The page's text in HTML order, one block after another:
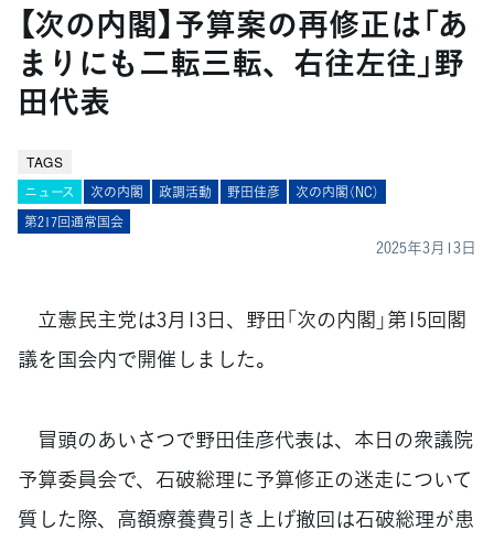
【次の内閣】予算案の再修正は「あ
まりにも二転三転、右往左往」野
田代表
TAGS
ニュース 次の内閣 政調活動 野田佳彦
次の内閣（NC）
第217回通常国会
2025年3月13日
立憲民主党は3月13日、野田「次の内閣」第15回閣
議を国会内で開催しました。
冒頭のあいさつで野田佳彦代表は、本日の衆議院
予算委員会で、石破総理に予算修正の迷走について
質した際、高額療養費引き上げ撤回は石破総理が患